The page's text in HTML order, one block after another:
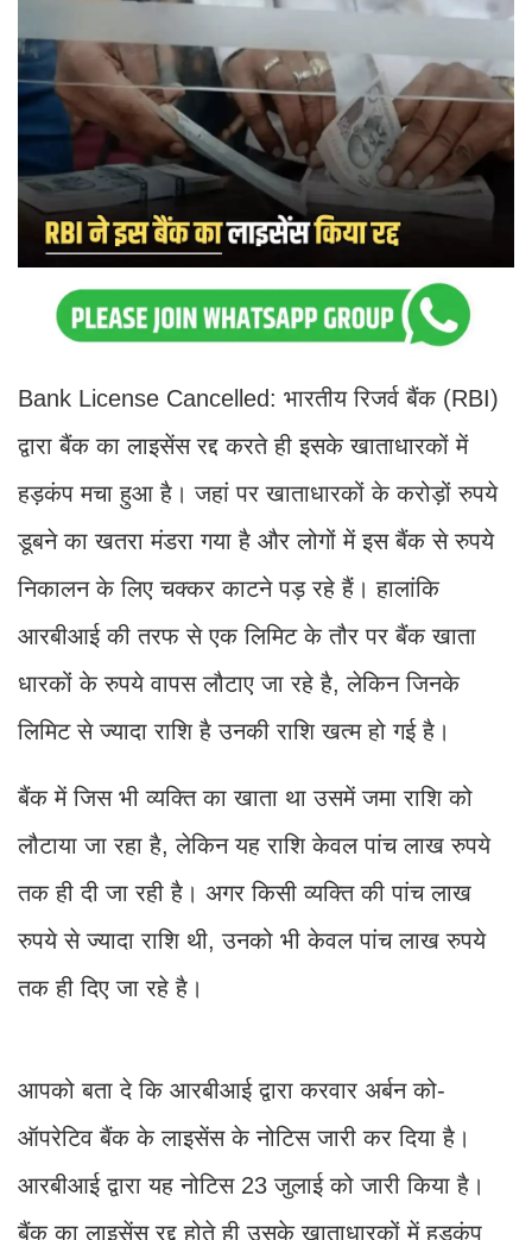
Bank License Cancelled: भारतीय रिजर्व बैंक (RBI)
द्वारा बैंक का लाइसेंस रद्द करते ही इसके खाताधारकों में
हड़कंप मचा हुआ है। जहां पर खाताधारकों के करोड़ों रुपये
डूबने का खतरा मंडरा गया है और लोगों में इस बैंक से रुपये
निकालन के लिए चक्कर काटने पड़ रहे हैं। हालांकि
आरबीआई की तरफ से एक लिमिट के तौर पर बैंक खाता
धारकों के रुपये वापस लौटाए जा रहे है, लेकिन जिनके
लिमिट से ज्यादा राशि है उनकी राशि खत्म हो गई है।
बैंक में जिस भी व्यक्ति का खाता था उसमें जमा राशि को
लौटाया जा रहा है, लेकिन यह राशि केवल पांच लाख रुपये
तक ही दी जा रही है। अगर किसी व्यक्ति की पांच लाख
रुपये से ज्यादा राशि थी, उनको भी केवल पांच लाख रुपये
तक ही दिए जा रहे है।
आपको बता दे कि आरबीआई द्वारा करवार अर्बन को-
ऑपरेटिव बैंक के लाइसेंस के नोटिस जारी कर दिया है।
आरबीआई द्वारा यह नोटिस 23 जुलाई को जारी किया है।
बैंक का लाइसेंस रद्द होते ही उसके खाताधारकों में हड़कंप